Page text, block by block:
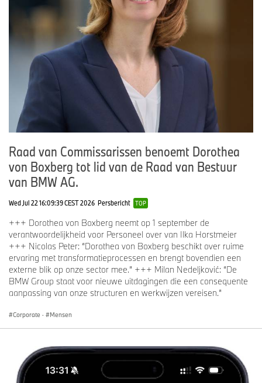
Raad van Commissarissen benoemt Dorothea
von Boxberg tot lid van de Raad van Bestuur
van BMW AG.
Wed Jul 22 16:09:39 CEST 2026 Persbericht TOP
+++ Dorothea von Boxberg neemt op 1 september de
verantwoordelijkheid voor Personeel over van Ilka Horstmeier
+++ Nicolas Peter: “Dorothea von Boxberg beschikt over ruime
ervaring met transformatieprocessen en brengt bovendien een
externe blik op onze sector mee.” +++ Milan Nedeljković: “De
BMW Group staat voor nieuwe uitdagingen die een consequente
aanpassing van onze structuren en werkwijzen vereisen.”
Corporate · Mensen